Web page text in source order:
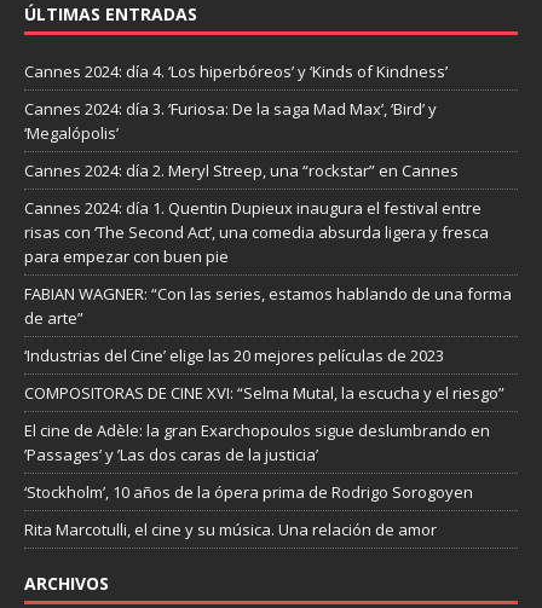
ÚLTIMAS ENTRADAS
Cannes 2024: día 4. ‘Los hiperbóreos’ y ‘Kinds of Kindness’
Cannes 2024: día 3. ‘Furiosa: De la saga Mad Max’, ‘Bird’ y
‘Megalópolis’
Cannes 2024: día 2. Meryl Streep, una “rockstar” en Cannes
Cannes 2024: día 1. Quentin Dupieux inaugura el festival entre
risas con ‘The Second Act’, una comedia absurda ligera y fresca
para empezar con buen pie
FABIAN WAGNER: “Con las series, estamos hablando de una forma
de arte”
‘Industrias del Cine’ elige las 20 mejores películas de 2023
COMPOSITORAS DE CINE XVI: “Selma Mutal, la escucha y el riesgo”
El cine de Adèle: la gran Exarchopoulos sigue deslumbrando en
’Passages’ y ’Las dos caras de la justicia’
‘Stockholm’, 10 años de la ópera prima de Rodrigo Sorogoyen
Rita Marcotulli, el cine y su música. Una relación de amor
ARCHIVOS